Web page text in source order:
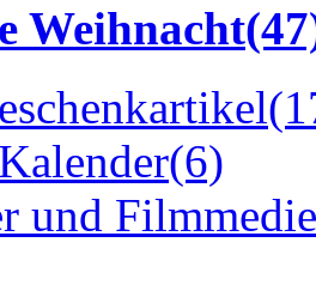
Weihnacht
(6)
und